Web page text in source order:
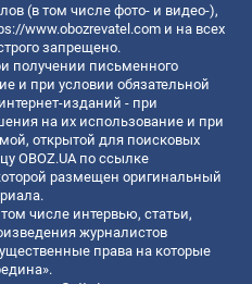
(в том числе фото- и видео-),
www.obozrevatel.com и на всех
запрещено.
получении письменного
и при условии обязательной
изданий - при
на их использование и при
открытой для поисковых
OBOZ.UA по ссылке
размещен оригинальный
числе интервью, статьи,
журналистов
права на которые